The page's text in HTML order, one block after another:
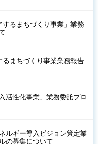
るまちづくり事業」業務
まちづくり事業業務報告
活性化事業」業務委託プロ
ルギー導入ビジョン策定業
の募集について